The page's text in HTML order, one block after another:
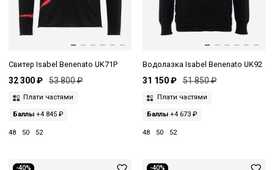
Свитер Isabel Benenato UK71P
32 300 ₽ 53 800 ₽
Плати частями
Баллы +4 845 ₽
48 50 52
Водолазка Isabel Benenato UK92
31 150 ₽ 51 850 ₽
Плати частями
Баллы+4 673 ₽
48 50 52
-40% -40%